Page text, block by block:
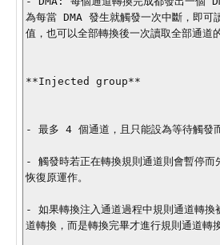
為每當 DMA 發生就觸發一次中斷，即可
值，也可以全部轉換後一次讀取全部通道的
**Injected group**
- 最多 4 個通道，且只能設為等待觸發而
- 觸發時若正在轉換規則通道則會暫停而
恢復原運作。
- 如果轉換注入通道過程中規則通道轉換
道轉換，而是轉換完畢才進行規則通道轉換